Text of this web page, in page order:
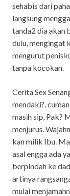
sehabis dari
langsung
tanda2 dia akan
dulu, mengingat
mengurut
tanpa kocokan.
Cerita Sex
mendaki?,
masih sip, Pak?
menjurus.
kan milik Ibu.
asal engga ada
berpindah ke
artinya
mulai